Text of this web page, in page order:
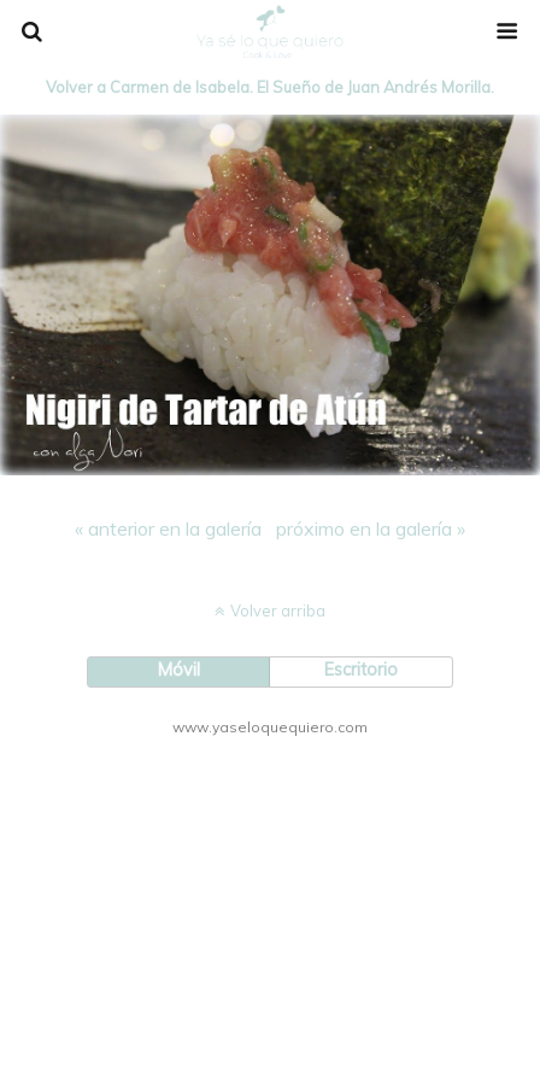
Volver a Carmen de Isabela. El Sueño de Juan Andrés Morilla.
« anterior en la galería próximo en la galería »
Volver arriba
Móvil Escritorio
www.yaseloquequiero.com